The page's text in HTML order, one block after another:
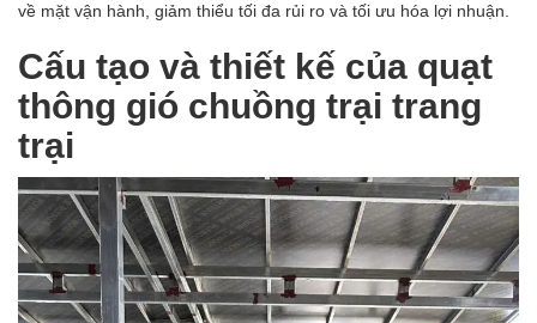
về mặt vận hành, giảm thiểu tối đa rủi ro và tối ưu hóa lợi nhuận.
Cấu tạo và thiết kế của quạt
thông gió chuồng trại trang
trại